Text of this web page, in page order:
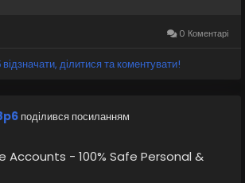
0 Коментарі
ділитися та коментувати!
поділився посиланням
Accounts - 100% Safe Personal &